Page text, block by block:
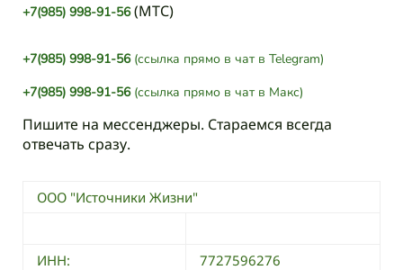
+7(985) 998-91-56(МТС)
+7(985) 998-91-56(ссылка прямо в чат в Telegram)
+7(985) 998-91-56(ссылка прямо в чат в Макс)
Пишите на мессенджеры. Стараемся всегда
отвечать сразу.
ООО "Источники Жизни"
ИНН:
7727596276